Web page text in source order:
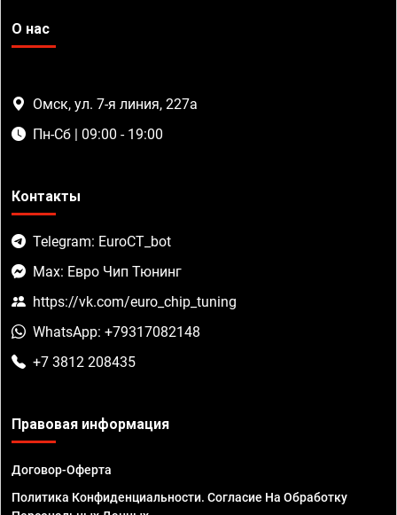
О нас
Омск, ул. 7-я линия, 227а
Пн-Сб | 09:00 - 19:00
Контакты
Telegram: EuroCT_bot
Max: Евро Чип Тюнинг
https://vk.com/euro_chip_tuning
WhatsApp: +79317082148
+7 3812 208435
Правовая информация
Договор-Оферта
Политика Конфиденциальности. Согласие На Обработку